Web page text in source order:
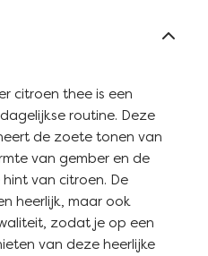
citroen thee is een
routine. Deze
de zoete tonen van
van gember en de
van citroen. De
heerlijk, maar ook
zodat je op een
van deze heerlijke